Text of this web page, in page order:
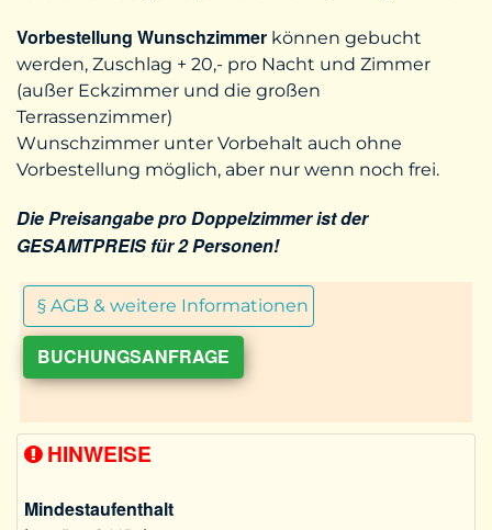
Vorbestellung Wunschzimmer können gebucht
werden, Zuschlag + 20,- pro Nacht und Zimmer
(außer Eckzimmer und die großen
Terrassenzimmer)
Wunschzimmer unter Vorbehalt auch ohne
Vorbestellung möglich, aber nur wenn noch frei.
Die Preisangabe pro Doppelzimmer ist der
GESAMTPREIS für 2 Personen!
§ AGB & weitere Informationen
BUCHUNGSANFRAGE
HINWEISE
Mindestaufenthalt